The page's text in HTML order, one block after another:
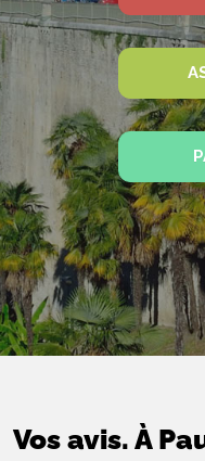
Vos avis. À